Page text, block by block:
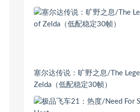
塞尔达传说：旷野之息/The
Zelda（低配稳定30帧）